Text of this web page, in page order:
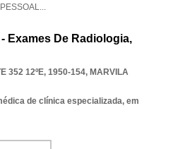
...
Exames De Radiologia,
352 12ºE, 1950-154, MARVILA
de clínica especializada, em